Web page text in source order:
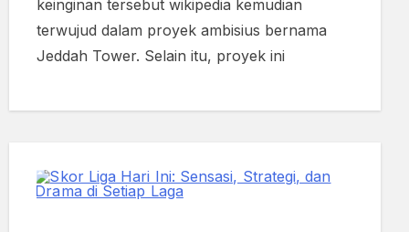
keinginan tersebut wikipedia kemudian
terwujud dalam proyek ambisius bernama
Jeddah Tower. Selain itu, proyek ini